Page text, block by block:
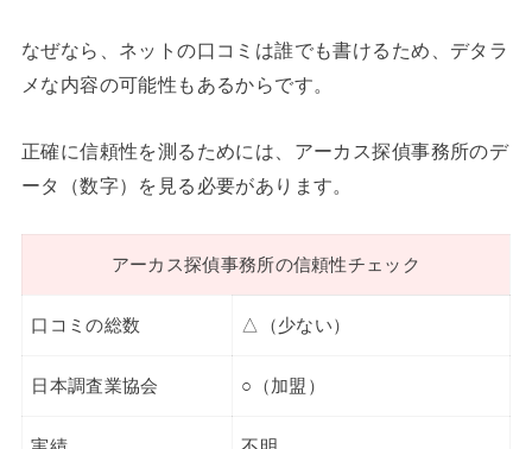
なぜなら、ネットの口コミは誰でも書けるため、デタラ
メな内容の可能性もあるからです。
正確に信頼性を測るためには、アーカス探偵事務所のデ
ータ（数字）を見る必要があります。
アーカス探偵事務所の信頼性チェック
口コミの総数 △（少ない）
日本調査業協会 ○（加盟）